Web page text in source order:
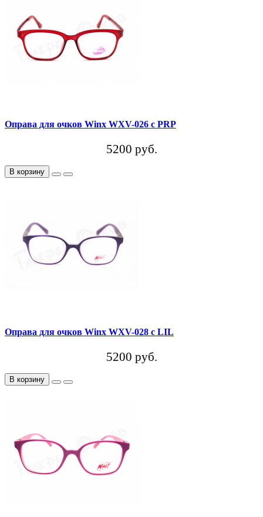
Оправа для очков Winx WXV-026 c PRP
5200 руб.
В корзину
Оправа для очков Winx WXV-028 c LIL
5200 руб.
В корзину